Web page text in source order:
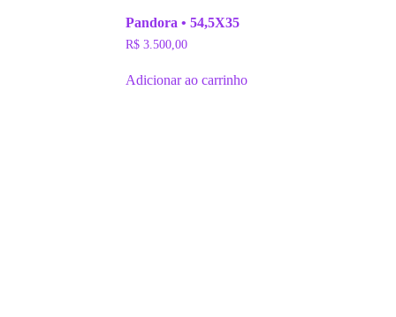
Pandora • 54,5X35
R$3.500,00
Adicionar ao carrinho